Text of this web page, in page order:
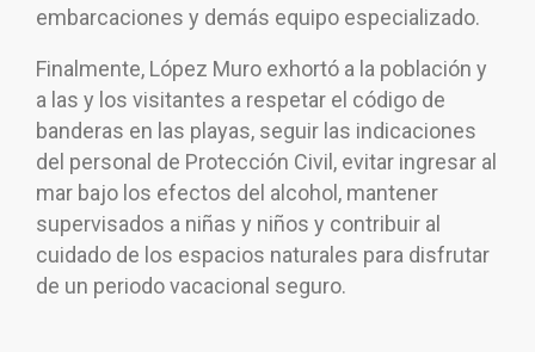
embarcaciones y demás equipo especializado.
Finalmente, López Muro exhortó a la población y
a las y los visitantes a respetar el código de
banderas en las playas, seguir las indicaciones
del personal de Protección Civil, evitar ingresar al
mar bajo los efectos del alcohol, mantener
supervisados a niñas y niños y contribuir al
cuidado de los espacios naturales para disfrutar
de un periodo vacacional seguro.